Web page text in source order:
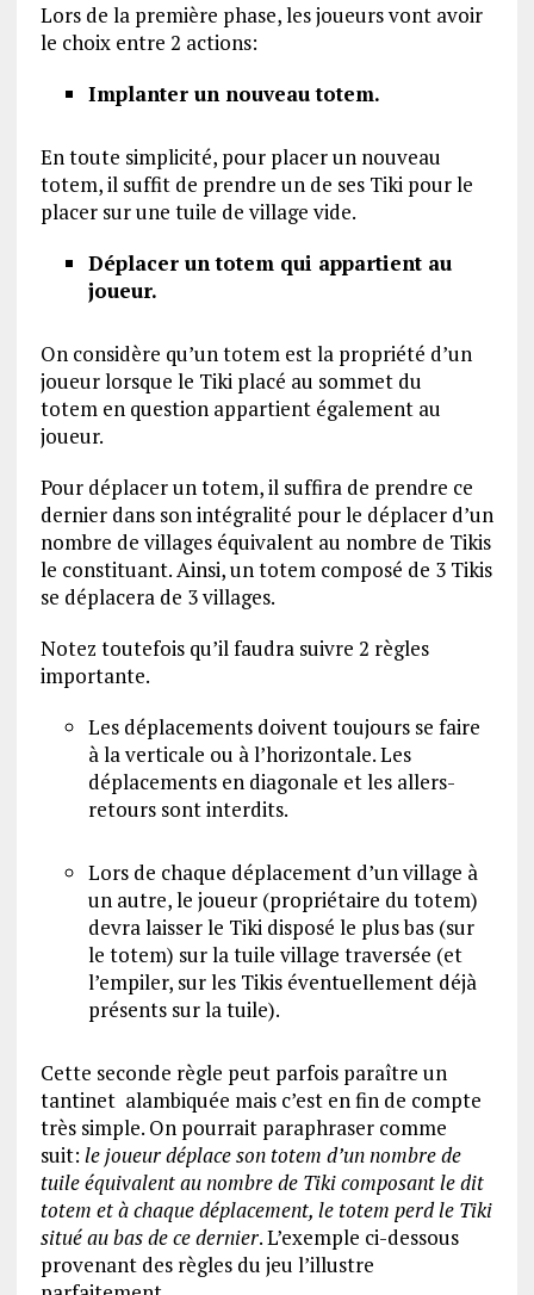
Lors de la première phase, les joueurs vont avoir
le choix entre 2 actions:
Implanter un nouveau totem.
En toute simplicité, pour placer un nouveau
totem, il suffit de prendre un de ses Tiki pour le
placer sur une tuile de village vide.
Déplacer un totem qui appartient au
joueur.
On considère qu’un totem est la propriété d’un
joueur lorsque le Tiki placé au sommet du
totem en question appartient également au
joueur.
Pour déplacer un totem, il suffira de prendre ce
dernier dans son intégralité pour le déplacer d’un
nombre de villages équivalent au nombre de Tikis
le constituant. Ainsi, un totem composé de 3 Tikis
se déplacera de 3 villages.
Notez toutefois qu’il faudra suivre 2 règles
importante.
Les déplacements doivent toujours se faire
à la verticale ou à l’horizontale. Les
déplacements en diagonale et les allers-
retours sont interdits.
Lors de chaque déplacement d’un village à
un autre, le joueur (propriétaire du totem)
devra laisser le Tiki disposé le plus bas (sur
le totem) sur la tuile village traversée (et
l’empiler, sur les Tikis éventuellement déjà
présents sur la tuile).
Cette seconde règle peut parfois paraître un
tantinet alambiquée mais c’est en fin de compte
très simple. On pourrait paraphraser comme
suit: le joueur déplace son totem d’un nombre de
tuile équivalent au nombre de Tiki composant le dit
totem et à chaque déplacement, le totem perd le Tiki
situé au bas de ce dernier. L’exemple ci-dessous
provenant des règles du jeu l’illustre